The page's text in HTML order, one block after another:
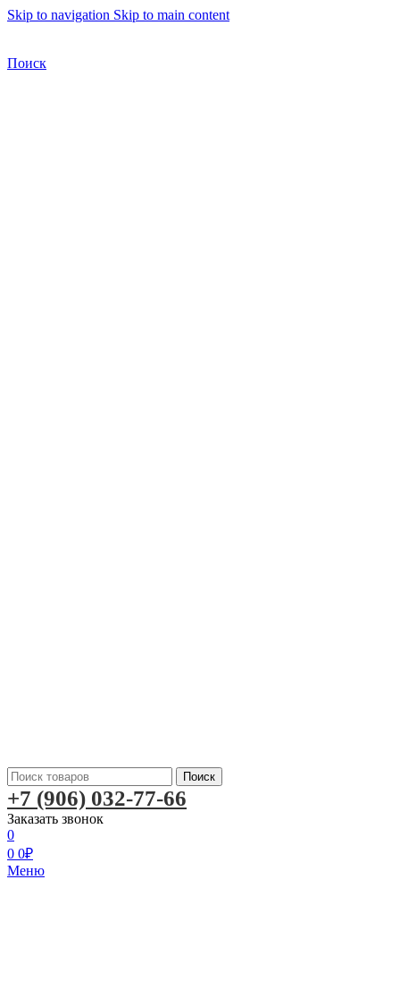
Skip to navigation Skip to main content
Поиск
Поиск
+7 (906) 032-77-66
Заказать звонок
0
0 0₽
Меню